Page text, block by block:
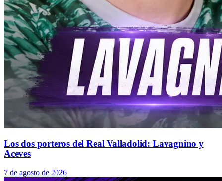
Los dos porteros del Real Valladolid: Lavagnino y
Aceves
7 de agosto de 2026